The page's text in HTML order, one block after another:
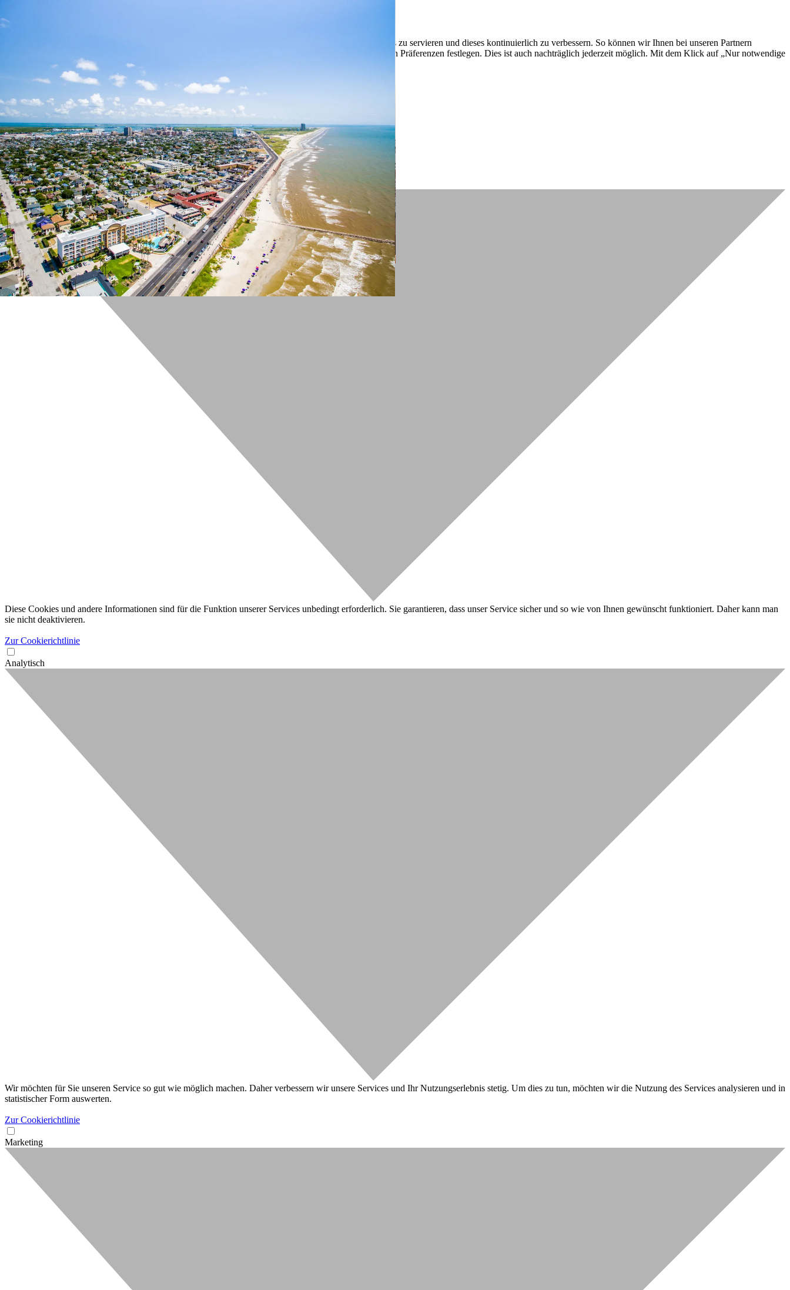
Mit dem Klick auf „geht klar” ermöglichen Sie uns Ihnen über Cookies ein verbessertes Nutzungserlebnis zu servieren und dieses kontinuierlich zu verbessern. So können wir Ihnen bei unseren Partnern
personalisierte Werbung und passende Angebote anzeigen. Über „anpassen” können Sie Ihre persönlichen Präferenzen festlegen. Dies ist auch nachträglich jederzeit möglich. Mit dem Klick auf „Nur notwendige
Cookies” werden lediglich technisch notwendige Cookies gespeichert.
Geht klar
Datenschutzerklärung
Impressum
« zurück
Ihre Cookie-Präferenzen verwalten
Wählen Sie, welche Cookies Sie auf check24.de akzeptieren.
Die Cookierichtlinie finden Siehier.
Notwendig
Diese Cookies und andere Informationen sind für die Funktion unserer Services unbedingt erforderlich. Sie garantieren, dass unser Service sicher und so wie von Ihnen gewünscht funktioniert. Daher kann man
sie nicht deaktivieren.
Zur Cookierichtlinie
Analytisch
Wir möchten für Sie unseren Service so gut wie möglich machen. Daher verbessern wir unsere Services und Ihr Nutzungserlebnis stetig. Um dies zu tun, möchten wir die Nutzung des Services analysieren und in
statistischer Form auswerten.
Zur Cookierichtlinie
Marketing